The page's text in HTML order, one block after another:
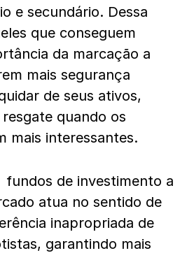
e secundário. Dessa
que conseguem
da marcação a
mais segurança
de seus ativos,
quando os
mais interessantes.
fundos de investimento a
atua no sentido de
inapropriada de
garantindo mais